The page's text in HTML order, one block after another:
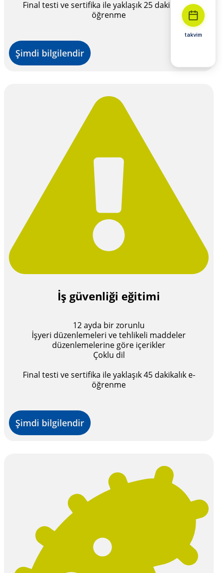
Final testi ve sertifika ile yaklaşık 25 dakikalık e-
öğrenme
Şimdi bilgilendir
İş güvenliği eğitimi
12 ayda bir zorunlu
İşyeri düzenlemeleri ve tehlikeli maddeler
düzenlemelerine göre içerikler
Çoklu dil
Final testi ve sertifika ile yaklaşık 45 dakikalık e-
öğrenme
Şimdi bilgilendir
takvim